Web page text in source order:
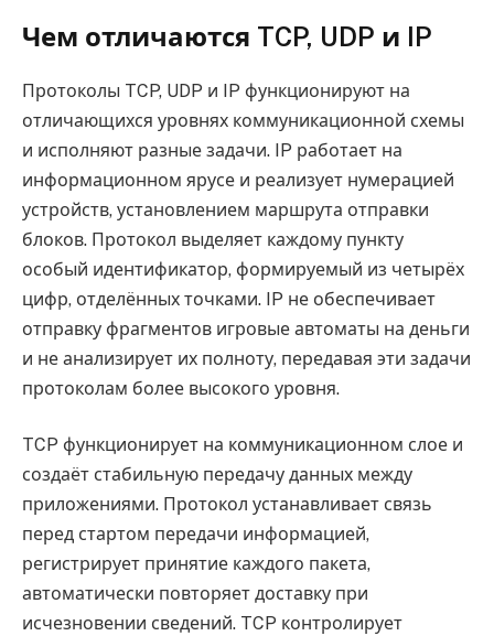
Чем отличаются TCP, UDP и IP
Протоколы TCP, UDP и IP функционируют на
отличающихся уровнях коммуникационной схемы
и исполняют разные задачи. IP работает на
информационном ярусе и реализует нумерацией
устройств, установлением маршрута отправки
блоков. Протокол выделяет каждому пункту
особый идентификатор, формируемый из четырёх
цифр, отделённых точками. IP не обеспечивает
отправку фрагментов игровые автоматы на деньги
и не анализирует их полноту, передавая эти задачи
протоколам более высокого уровня.
TCP функционирует на коммуникационном слое и
создаёт стабильную передачу данных между
приложениями. Протокол устанавливает связь
перед стартом передачи информацией,
регистрирует принятие каждого пакета,
автоматически повторяет доставку при
исчезновении сведений. TCP контролирует